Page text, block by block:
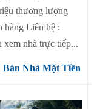
thương lượng
hàng Liên hệ :
xem nhà trực tiếp...
Bán Nhà Mặt Tiền